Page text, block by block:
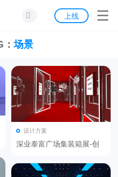
发现
灵感
资源
上线
：场景
设计方案
深业泰富广场集装箱展-创